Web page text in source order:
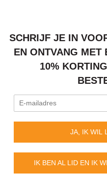
SCHRIJF JE IN
EN ONTVANG MET
10%
JA, IK WIL
IK BEN AL LID EN IK